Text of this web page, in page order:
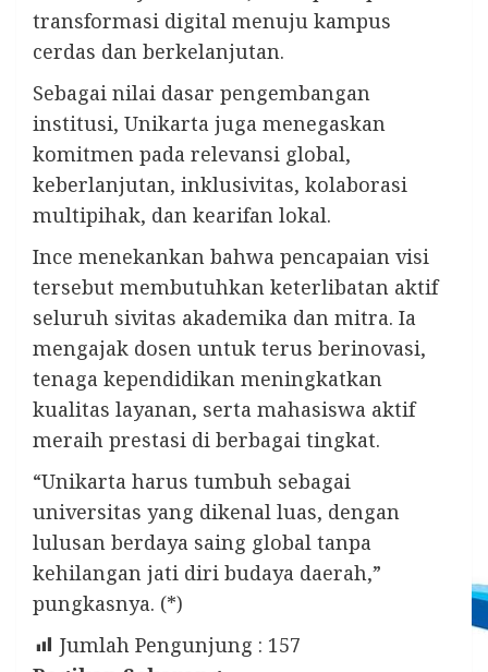
transformasi digital menuju kampus
cerdas dan berkelanjutan.
Sebagai nilai dasar pengembangan
institusi, Unikarta juga menegaskan
komitmen pada relevansi global,
keberlanjutan, inklusivitas, kolaborasi
multipihak, dan kearifan lokal.
Ince menekankan bahwa pencapaian visi
tersebut membutuhkan keterlibatan aktif
seluruh sivitas akademika dan mitra. Ia
mengajak dosen untuk terus berinovasi,
tenaga kependidikan meningkatkan
kualitas layanan, serta mahasiswa aktif
meraih prestasi di berbagai tingkat.
“Unikarta harus tumbuh sebagai
universitas yang dikenal luas, dengan
lulusan berdaya saing global tanpa
kehilangan jati diri budaya daerah,”
pungkasnya. (*)
Jumlah Pengunjung : 157